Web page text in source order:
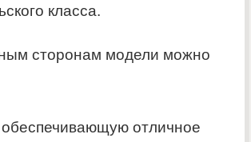
класса.
сторонам модели можно
обеспечивающую отличное